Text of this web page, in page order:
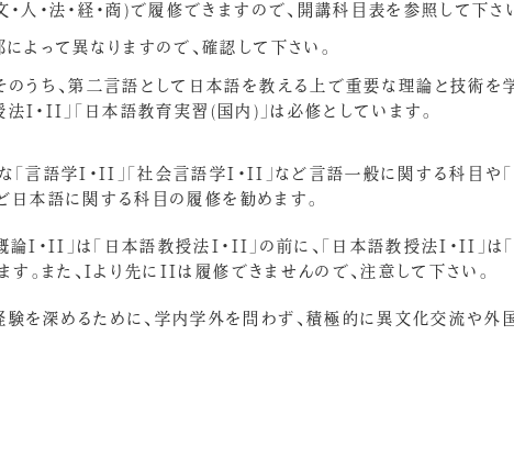
人・法・経・商)で履修できますので、開講科目表を参照して下さ
よって異なりますので、確認して下さい。
うち、第二言語として日本語を教える上で重要な理論と技術を
I・II」「日本語教育実習(国内)」は必修としています。
「言語学I・II」「社会言語学I・II」など言語一般に関する科目や
日本語に関する科目の履修を勧めます。
I・II」は「日本語教授法I・II」の前に、「日本語教授法I・II」は
す。また、Iより先にIIは履修できませんので、注意して下さい。
を深めるために、学内学外を問わず、積極的に異文化交流や外